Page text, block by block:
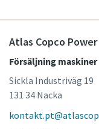
Atlas Copco
Försäljning maskiner
Sickla Industriväg 19
131 34 Nacka